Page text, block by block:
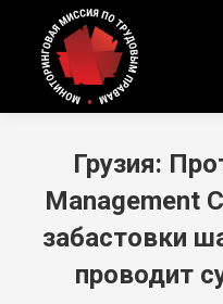
Грузия:
Management
забастовки
проводит